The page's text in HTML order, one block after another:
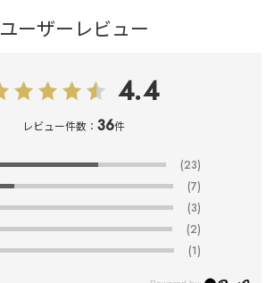
ユーザーレビュー
4.4
レビュー件数：36件
(23)
(7)
(3)
(2)
(1)